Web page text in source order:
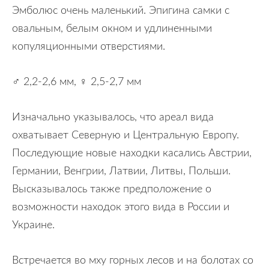
Эмболюс очень маленький. Эпигина самки с
овальным, белым окном и удлиненными
копуляционными отверстиями.
♂ 2,2-2,6 мм, ♀ 2,5-2,7 мм
Изначально указывалось, что ареал вида
охватывает Северную и Центральную Европу.
Последующие новые находки касались Австрии,
Германии, Венгрии, Латвии, Литвы, Польши.
Высказывалось также предположение о
возможности находок этого вида в России и
Украине.
Встречается во мху горных лесов и на болотах со